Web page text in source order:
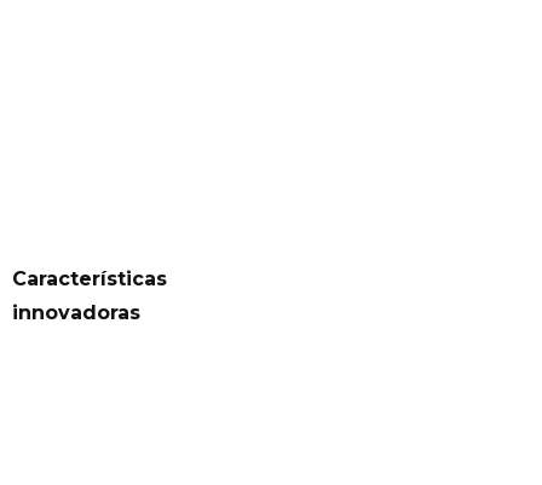
Características
innovadoras